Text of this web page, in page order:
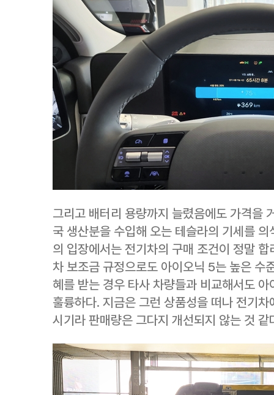
그리고 배터리 용량까지 늘렸음에도 가격을
국 생산분을 수입해 오는 테슬라의 기세를
의 입장에서는 전기차의 구매 조건이 정말
차 보조금 규정으로도 아이오닉 5는 높은 수
혜를 받는 경우 타사 차량들과 비교해서도
훌륭하다. 지금은 그런 상품성을 떠나 전기
시기라 판매량은 그다지 개선되지 않는 것 같